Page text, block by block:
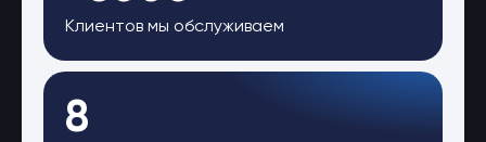
Клиентов мы обслуживаем
8